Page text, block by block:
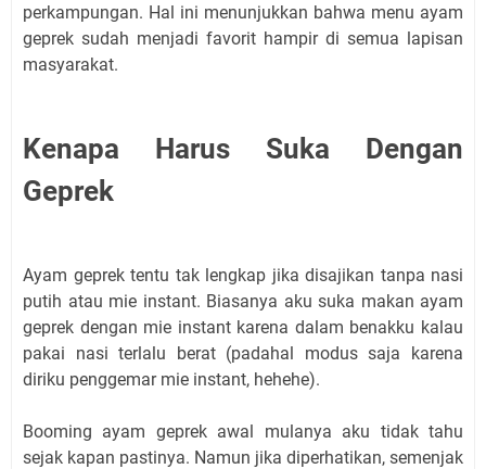
perkampungan. Hal ini menunjukkan bahwa menu ayam
geprek sudah menjadi favorit hampir di semua lapisan
masyarakat.
Kenapa Harus Suka Dengan
Geprek
Ayam geprek tentu tak lengkap jika disajikan tanpa nasi
putih atau mie instant. Biasanya aku suka makan ayam
geprek dengan mie instant karena dalam benakku kalau
pakai nasi terlalu berat (padahal modus saja karena
diriku penggemar mie instant, hehehe).
Booming ayam geprek awal mulanya aku tidak tahu
sejak kapan pastinya. Namun jika diperhatikan, semenjak